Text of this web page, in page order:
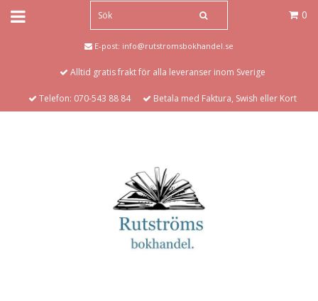
0
E-post: info@rutstromsbokhandel.se
Alltid gratis frakt för alla leveranser inom Sverige
Telefon: 070-543 88 84 Betala med Faktura, Swish eller Kort